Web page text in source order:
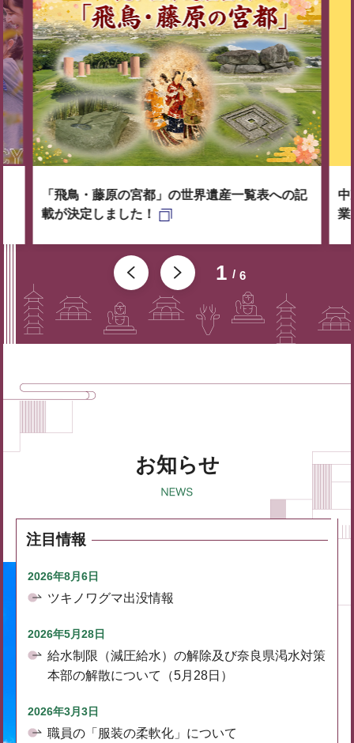
1 6
「飛鳥・藤原の宮都」の世界遺産一覧表への記
載が決定しました！
中
業
お知らせ
注目情報
2026年8月6日
ツキノワグマ出没情報
2026年5月28日
給水制限（減圧給水）の解除及び奈良県渇水対策
本部の解散について（5月28日）
2026年3月3日
職員の「服装の柔軟化」について